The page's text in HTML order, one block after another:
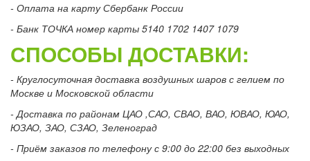
- Оплата на карту Сбербанк России
- Банк ТОЧКА номер карты 5140 1702 1407 1079
СПОСОБЫ ДОСТАВКИ:
- Круглосуточная доставка воздушных шаров с гелием по
Москве и Московской области
- Доставка по районам ЦАО ,САО, СВАО, ВАО, ЮВАО, ЮАО,
ЮЗАО, ЗАО, СЗАО, Зеленоград
- Приём заказов по телефону с 9:00 до 22:00 без выходных